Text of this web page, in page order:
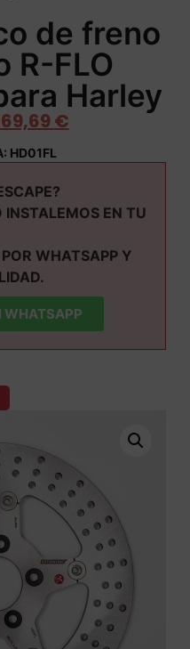
de freno
R-FLO
Harley
€
HD01FL
INSTALEMOS EN TU
WHATSAPP Y
WHATSAPP